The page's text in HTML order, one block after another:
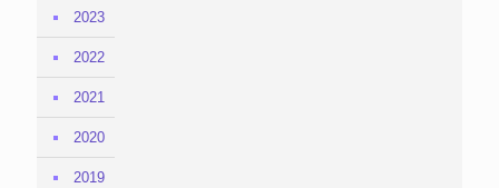
2023
2022
2021
2020
2019